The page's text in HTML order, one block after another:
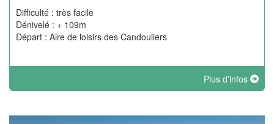
Difficulté : très facile
Dénivelé : + 109m
Départ : Aire de loisirs des Candouliers
Plus d'infos